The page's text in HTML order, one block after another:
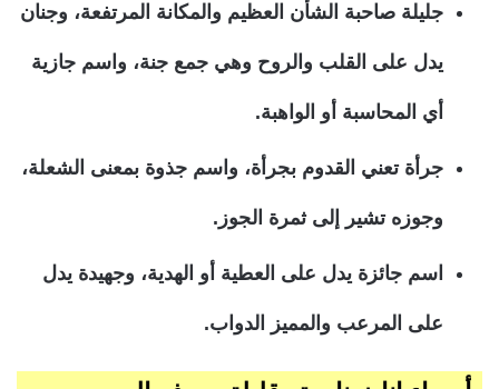
جليلة صاحبة الشأن العظيم والمكانة المرتفعة، وجنان
يدل على القلب والروح وهي جمع جنة، واسم جازية
أي المحاسبة أو الواهبة.
جرأة تعني القدوم بجرأة، واسم جذوة بمعنى الشعلة،
وجوزه تشير إلى ثمرة الجوز.
اسم جائزة يدل على العطية أو الهدية، وجهيدة يدل
على المرعب والمميز الدواب.